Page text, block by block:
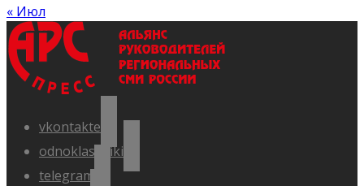
« Июл
vkontakte
odnoklassniki
telegram